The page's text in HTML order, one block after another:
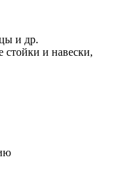
и др.
и навески,